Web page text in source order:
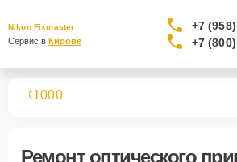
Nikon Fixmaster
Сервис в Кирове
+7
+7
X1000
Ремонт оптического